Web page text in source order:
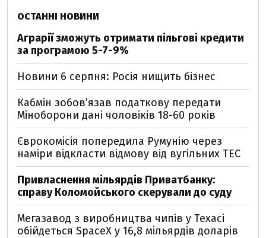
ОСТАННІ НОВИНИ
Аграрії зможуть отримати пільгові кредити
за програмою 5-7-9%
Новини 6 серпня: Росія нищить бізнес
Кабмін зобовʼязав податкову передати
Міноборони дані чоловіків 18-60 років
Єврокомісія попередила Румунію через
наміри відкласти відмову від вугільних ТЕС
Привласнення мільярдів Приватбанку:
справу Коломойського скерували до суду
Мегазавод з виробництва чипів у Техасі
обійдеться SpaceX у 16,8 мільярдів доларів